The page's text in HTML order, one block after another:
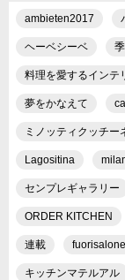
ambieten2017
ヘーベシーベ
料理を愛するインテ
夢をかなえて
ミノッティクッチー
Lagositina
センプレギャラリー
ORDER KITCHEN
連載 fuorisalone
キッチンマテルアル